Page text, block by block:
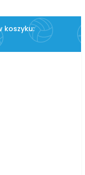
koszyku: